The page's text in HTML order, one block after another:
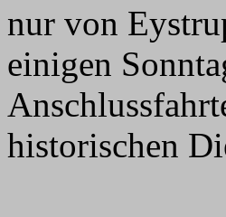
nur von
einigen
historischen